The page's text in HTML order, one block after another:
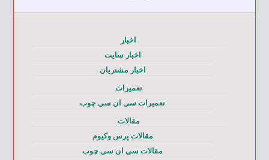
اخبار
اخبار سایت
اخبار مشتریان
تعمیرات
تعمیرات سی ان سی چوب
مقالات
مقالات پرس وکیوم
مقالات سی ان سی چوب